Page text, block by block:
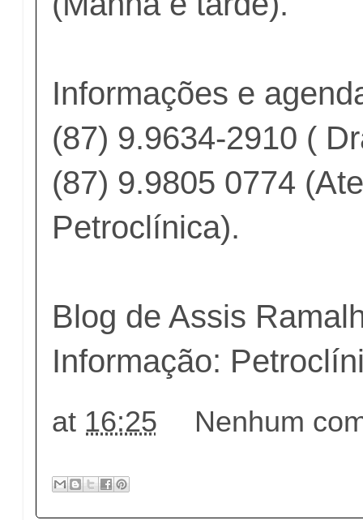
Informações e
(87) 9.9634-2910 (
(87) 9.9805 0774
Petroclínica).
Blog de Assis
Informação:
at 16:25 Nenhum